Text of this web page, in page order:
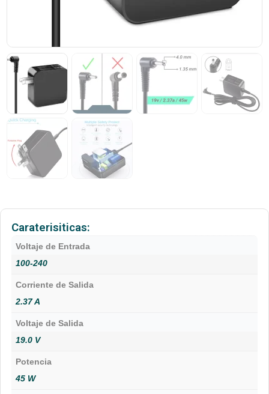
Caraterisiticas:
Voltaje de Entrada
100-240
Corriente de Salida
2.37 A
Voltaje de Salida
19.0 V
Potencia
45 W